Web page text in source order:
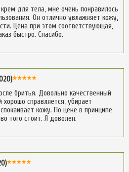
для тела, мне очень понравилось
Он отлично увлажняет кожу,
Цена при этом соответствующая,
быстро. Спасибо.
бритья. Довольно качественный
справляется, убирает
кожу. По цене в принципе
того стоит. Я доволен.